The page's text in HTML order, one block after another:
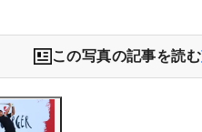
この写真の記事を読む